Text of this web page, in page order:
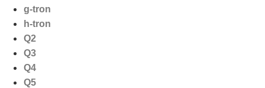
g-tron
h-tron
Q2
Q3
Q4
Q5